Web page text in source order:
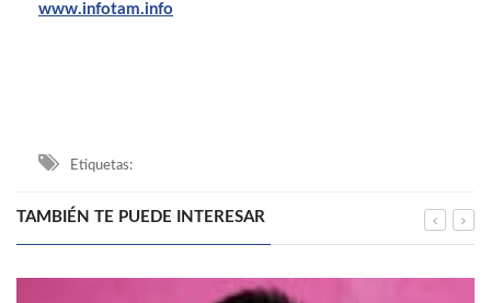
www.infotam.info
Etiquetas:
TAMBIÉN TE PUEDE INTERESAR